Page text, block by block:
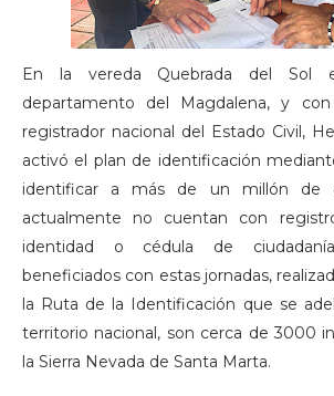
En la vereda Quebrada del Sol
departamento del Magdalena, y
registrador nacional del Estado Civil,
activó el plan de identificación
identificar a más de un millón de
actualmente no cuentan con
identidad o cédula de
beneficiados con estas jornadas,
la Ruta de la Identificación que se
territorio nacional, son cerca de 3000
la Sierra Nevada de Santa Marta.